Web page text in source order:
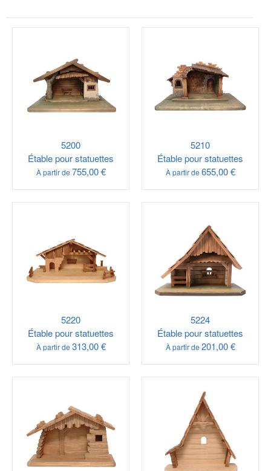
5200
Étable pour statuettes
À partir de 755,00 €
5210
Étable pour statuettes
À partir de 655,00 €
5220
Étable pour statuettes
À partir de 313,00 €
5224
Étable pour statuettes
À partir de 201,00 €